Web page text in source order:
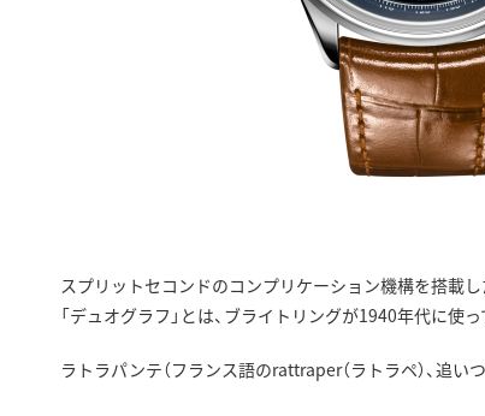
スプリットセコンドのコンプリケーション機構を搭載し
「デュオグラフ」とは、ブライトリングが1940年代に使
ラトラパンテ（フランス語のrattraper（ラトラペ）、追